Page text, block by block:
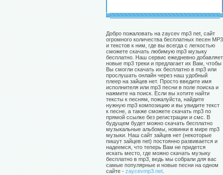
Добро пожаловать на zaycev mp3 net, сайт
огромного количества бесплатных песен MP3
и текстов к ним, где вы всегда с легкостью
сможете скачать любимую mp3 музыку
бесплатно. Наш сервис ежедневно добавляет
новые mp3 треки и предлагает их Вам, чтобы
Вы смогли скачать их бесплатно в mp3 или
прослушать онлайн через наш удобный
плеер на зайцев нет. Просто введите имя
исполнителя или mp3 песни в поле поиска и
нажмите на поиск. Если вы хотите найти
тексты к песням, пожалуйста, найдите
нужную mp3 композицию и вы увидите текст
к песне, а также сможете скачать mp3 по
прямой ссылке без регистрации и смс. В
будущем будет можно скачать бесплатно
музыкальные альбомы, новинки в мире mp3
музыки. Наш сайт зайцев нет (некоторые
пишут зайцев net) постоянно развивается и
надеемся, что теперь Вам не придется
искать место, где можно скачать музыку
бесплатно в mp3, ведь мы собрали для вас
самые популярные и новые песни на одном
сайте -zaycevmp3.net.